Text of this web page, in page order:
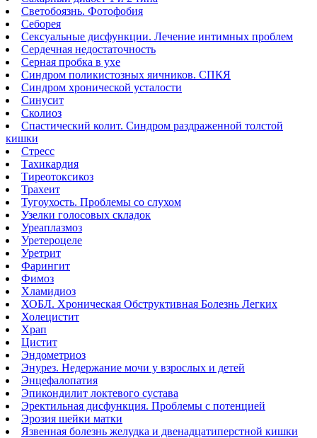
Светобоязнь. Фотофобия
Себорея
Сексуальные дисфункции. Лечение интимных проблем
Сердечная недостаточность
Серная пробка в ухе
Синдром поликистозных яичников. СПКЯ
Синдром хронической усталости
Синусит
Сколиоз
Спастический колит. Синдром раздраженной толстой
кишки
Стресс
Тахикардия
Тиреотоксикоз
Трахеит
Тугоухость. Проблемы со слухом
Узелки голосовых складок
Уреаплазмоз
Уретероцеле
Уретрит
Фарингит
Фимоз
Хламидиоз
ХОБЛ. Хроническая Обструктивная Болезнь Легких
Холецистит
Храп
Цистит
Эндометриоз
Энурез. Недержание мочи у взрослых и детей
Энцефалопатия
Эпикондилит локтевого сустава
Эректильная дисфункция. Проблемы с потенцией
Эрозия шейки матки
Язвенная болезнь желудка и двенадцатиперстной кишки